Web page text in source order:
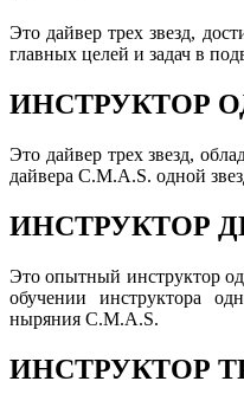
Это дайвер трех звезд,
главных целей и задач в
ИНСТРУКТОР
Это дайвер трех звезд,
дайвера C.M.A.S. одной
ИНСТРУКТОР
Это опытный инструктор
обучении инструктора
ныряния C.M.A.S.
ИНСТРУКТОР